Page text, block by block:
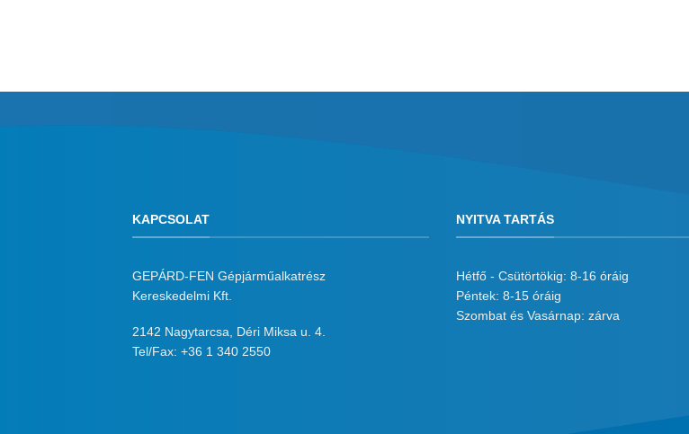
KAPCSOLAT
GEPÁRD-FEN Gépjárműalkatrész
Kereskedelmi Kft.
2142 Nagytarcsa, Déri Miksa u. 4.
Tel/Fax: +36 1 340 2550
NYITVA TARTÁS
Hétfő - Csütörtökig: 8-16 óráig
Péntek: 8-15 óráig
Szombat és Vasárnap: zárva